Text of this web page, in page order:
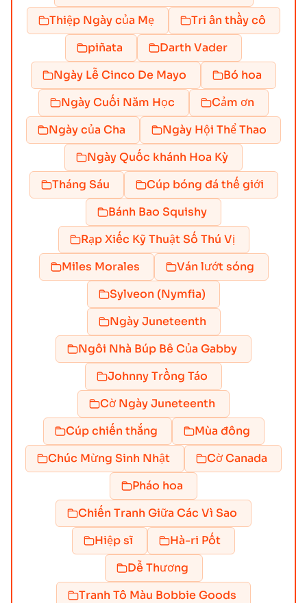
Thiệp Ngày của Mẹ
Tri ân thầy cô
piñata
Darth Vader
Ngày Lễ Cinco De Mayo
Bó hoa
Ngày Cuối Năm Học
Cảm ơn
Ngày của Cha
Ngày Hội Thể Thao
Ngày Quốc khánh Hoa Kỳ
Tháng Sáu
Cúp bóng đá thế giới
Bánh Bao Squishy
Rạp Xiếc Kỹ Thuật Số Thú Vị
Miles Morales
Ván lướt sóng
Sylveon (Nymfia)
Ngày Juneteenth
Ngôi Nhà Búp Bê Của Gabby
Johnny Trồng Táo
Cờ Ngày Juneteenth
Cúp chiến thắng
Mùa đông
Chúc Mừng Sinh Nhật
Cờ Canada
Pháo hoa
Chiến Tranh Giữa Các Vì Sao
Hiệp sĩ
Hà-ri Pốt
Dễ Thương
Tranh Tô Màu Bobbie Goods